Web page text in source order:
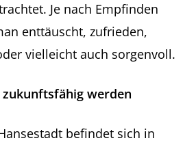
Je nach Empfinden
enttäuscht, zufrieden,
vielleicht auch sorgenvoll.
werden
befindet sich in